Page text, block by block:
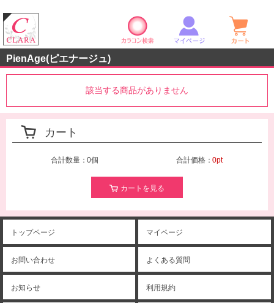
カラコン検索 マイページ
PienAge(ピエナージュ)
該当する商品がありません
カート
合計数量：0個 合計価格：0pt
カートを見る
トップページ マイページ
お問い合わせ よくある質問
お知らせ 利用規約